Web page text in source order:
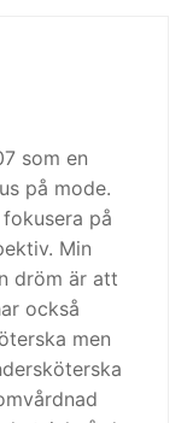
som en
på mode.
på
Min
dröm är att
också
men